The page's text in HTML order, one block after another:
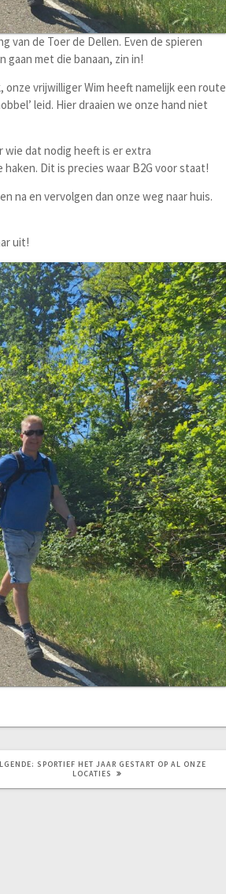
de Toer de Dellen. Even de spieren
gaan met die banaan, zin in!
vrijwilliger Wim heeft namelijk een route
leid. Hier draaien we onze hand niet
dat nodig heeft is er extra
Dit is precies waar B2G voor staat!
na en vervolgen dan onze weg naar huis.
uit!
VOLGEND
BERICHT:
SPORTIEF HET JAAR GESTART OP AL ONZE
LOCATIES